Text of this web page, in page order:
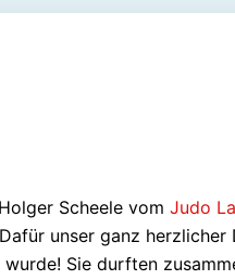
Scheele vom Judo
unser ganz herzlicher
Sie durften